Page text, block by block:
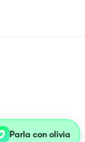
Parla con olivia